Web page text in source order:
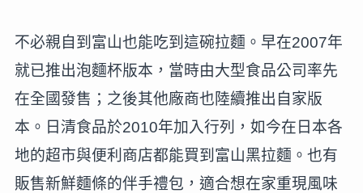
不必親自到富山也能吃到這碗拉麵。早在2007年
就已推出泡麵杯版本，當時由大型食品公司率先
在全國發售；之後其他廠商也陸續推出自家版
本。日清食品於2010年加入行列，如今在日本各
地的超市與便利商店都能買到富山黑拉麵。也有
販售新鮮麵條的伴手禮包，適合想在家重現風味